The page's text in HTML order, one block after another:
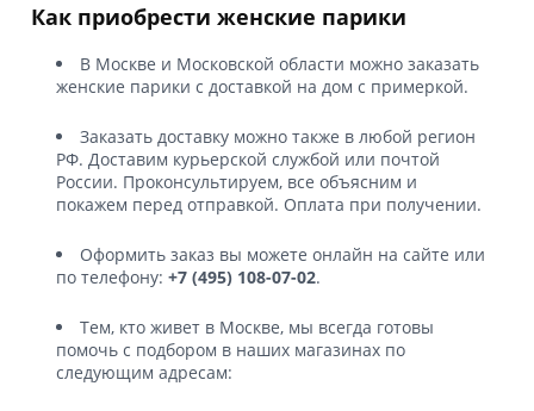
Как приобрести женские парики
В Москве и Московской области можно заказать
женские парики с доставкой на дом с примеркой.
Заказать доставку можно также в любой регион
РФ. Доставим курьерской службой или почтой
России. Проконсультируем, все объясним и
покажем перед отправкой. Оплата при получении.
Оформить заказ вы можете онлайн на сайте или
по телефону: +7 (495) 108-07-02.
Тем, кто живет в Москве, мы всегда готовы
помочь с подбором в наших магазинах по
следующим адресам: